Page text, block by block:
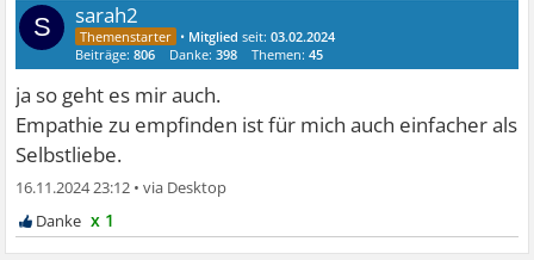
S sarah2
• Mitglied seit:03.02.2024
Beiträge:806 Danke:398 Themen:45
ja so geht es mir auch.
Empathie zu empfinden ist für mich auch einfacher als
Selbstliebe.
16.11.2024 23:12 •
x 1